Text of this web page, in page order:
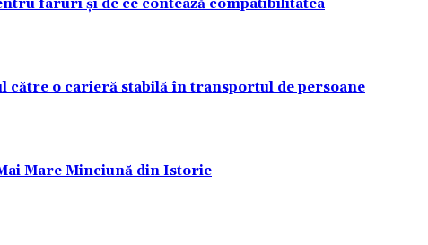
faruri și de ce contează compatibilitatea
către o carieră stabilă în transportul de persoane
Mare Minciună din Istorie